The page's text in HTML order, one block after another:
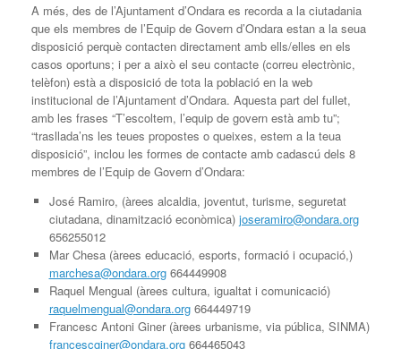
A més, des de l’Ajuntament d’Ondara es recorda a la ciutadania
que els membres de l’Equip de Govern d’Ondara estan a la seua
disposició perquè contacten directament amb ells/elles en els
casos oportuns; i per a això el seu contacte (correu electrònic,
telèfon) està a disposició de tota la població en la web
institucional de l’Ajuntament d’Ondara. Aquesta part del fullet,
amb les frases “T’escoltem, l’equip de govern està amb tu”;
“trasllada’ns les teues propostes o queixes, estem a la teua
disposició”, inclou les formes de contacte amb cadascú dels 8
membres de l’Equip de Govern d’Ondara:
José Ramiro, (àrees alcaldia, joventut, turisme, seguretat
ciutadana, dinamització econòmica) joseramiro@ondara.org
656255012
Mar Chesa (àrees educació, esports, formació i ocupació,)
marchesa@ondara.org664449908
Raquel Mengual (àrees cultura, igualtat i comunicació)
raquelmengual@ondara.org664449719
Francesc Antoni Giner (àrees urbanisme, via pública, SINMA)
francescginer@ondara.org664465043